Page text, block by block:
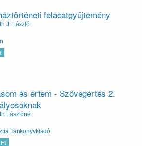
feladatgyűjtemény
J. László
és értem - Szövegértés 2.
Lászlóné
Tankönyvkiadó
Ft